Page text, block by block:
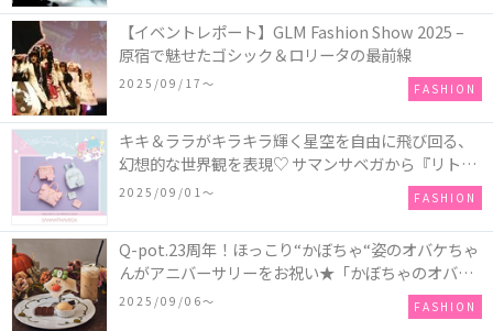
【イベントレポート】GLM Fashion Show 2025 –
原宿で魅せたゴシック＆ロリータの最前線
2025/09/17〜 FASHION
キキ＆ララがキラキラ輝く星空を自由に飛び回る、
幻想的な世界観を表現♡ サマンサベガから『リトル
ツインスターズ』50周年アニバーサリーイヤー』を
2025/09/01〜 FASHION
Q-pot.23周年！ほっこり“かぼちゃ“姿のオバケちゃ
んがアニバーサリーをお祝い★「かぼちゃのオバケ
ーキアクセサリー」が新発売！Q-pot CAFE.では
「かぼちゃのオバケーキプレート」も登場
2025/09/06〜 FASHION